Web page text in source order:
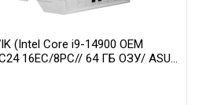
(Intel Core i9-14900 OEM
16EC/8PC// 64 ГБ ОЗУ/ ASUS
16GB GDDR7 256bit 3xDP